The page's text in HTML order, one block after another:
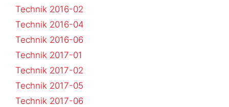
Technik 2016-02
Technik 2016-04
Technik 2016-06
Technik 2017-01
Technik 2017-02
Technik 2017-05
Technik 2017-06